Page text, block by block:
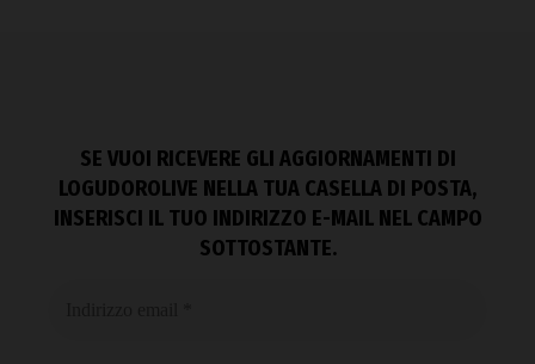
SE VUOI RICEVERE GLI AGGIORNAMENTI DI
LOGUDOROLIVE NELLA TUA CASELLA DI POSTA,
INSERISCI IL TUO INDIRIZZO E-MAIL NEL CAMPO
SOTTOSTANTE.